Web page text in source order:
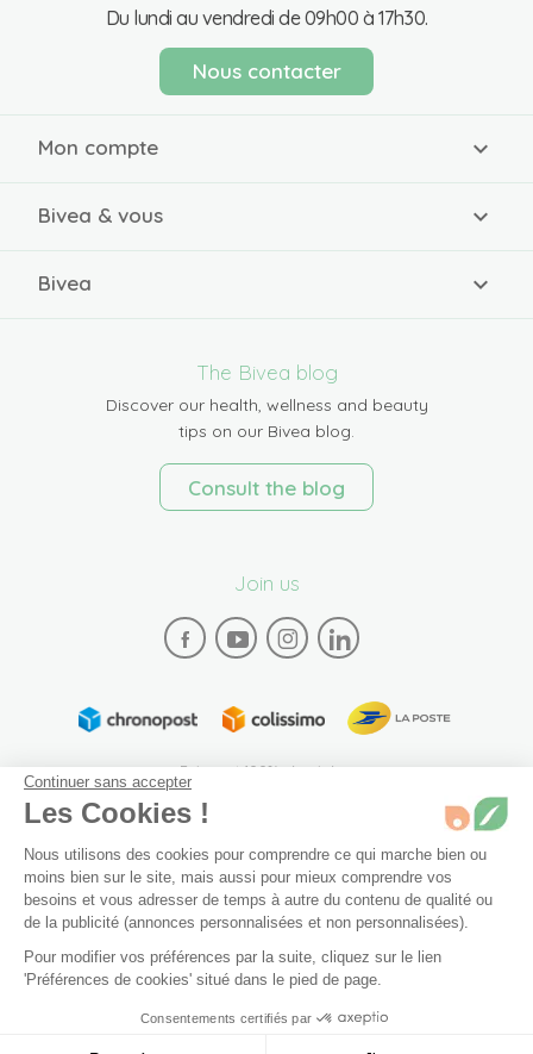
Du lundi au vendredi de 09h00 à 17h30.
Nous contacter
Mon compte
Bivea & vous
Bivea
The Bivea blog
Discover our health, wellness and beauty
tips on our Bivea blog.
Consult the blog
Join us
Paiement 100% sécurisé
Plan du site Mentions légales Conditions générales de vente
Archives Accessibilité: partiellement conforme (94%)
Préférences de cookies
Continuer sans accepter
Les Cookies !
Nous utilisons des cookies pour comprendre ce qui marche bien ou
moins bien sur le site, mais aussi pour mieux comprendre vos
besoins et vous adresser de temps à autre du contenu de qualité ou
de la publicité (annonces personnalisées et non personnalisées).
Pour modifier vos préférences par la suite, cliquez sur le lien
'Préférences de cookies' situé dans le pied de page.
Consentements certifiés par